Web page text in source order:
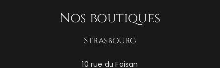
Nos boutiques
Strasbourg
10 rue du Faisan